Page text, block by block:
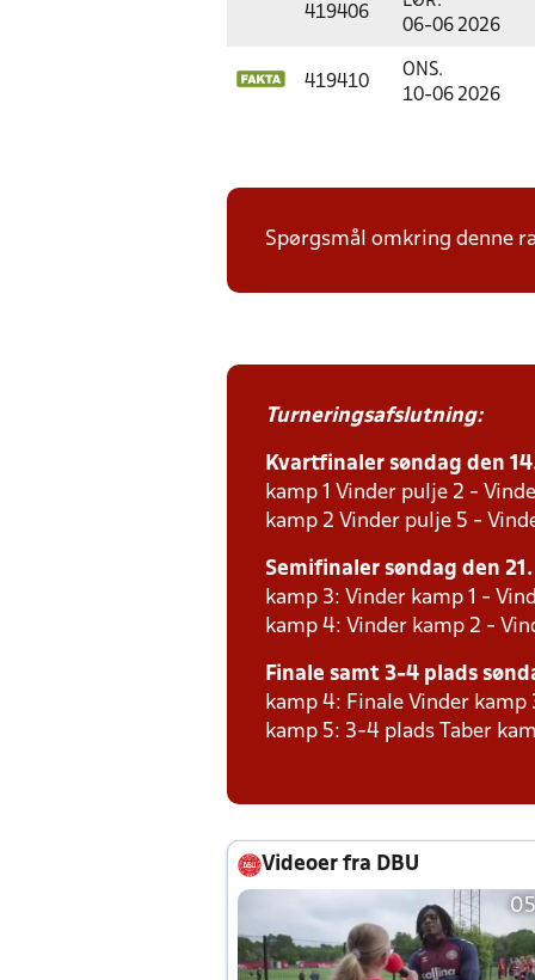
419406
06-06 2026
419410
ONS.
10-06 2026
Spørgsmål omkring denne
Turneringsafslutning:
Kvartfinaler søndag den
kamp 1 Vinder pulje 2 -
kamp 2 Vinder pulje 5 -
Semifinaler søndag den
kamp 3: Vinder kamp 1 -
kamp 4: Vinder kamp 2 -
Finale samt 3-4 plads
kamp 4: Finale Vinder
kamp 5: 3-4 plads Taber
Videoer fra DBU